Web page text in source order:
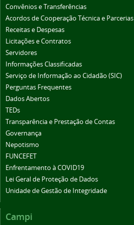
Convênios e Transferências
Acordos de Cooperação Técnica e Parcerias
Receitas e Despesas
Licitações e Contratos
Servidores
Informações Classificadas
Serviço de Informação ao Cidadão (SIC)
Perguntas Frequentes
Dados Abertos
TEDs
Transparência e Prestação de Contas
Governança
Nepotismo
FUNCEFET
Enfrentamento à COVID19
Lei Geral de Proteção de Dados
Unidade de Gestão de Integridade
Campi